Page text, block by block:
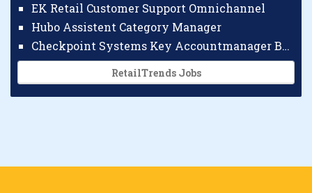
EK Retail Customer Support Omnichannel
Hubo Assistent Category Manager
Checkpoint Systems Key Accountmanager Benelux
RetailTrends Jobs